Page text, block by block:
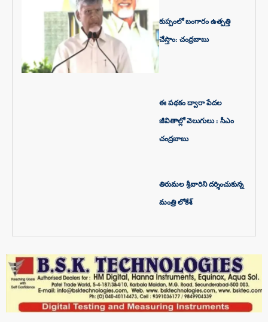
కుప్పంలో బంగారం ఉత్పత్తి
చేస్తాం: చంద్రబాబు
ఈ పథకం ద్వారా పేదల
జీవితాల్లో వెలుగులు : సీఎం
చంద్రబాబు
తిరుమల శ్రీవారిని దర్శించుకున్న
మంత్రి లోకేశ్